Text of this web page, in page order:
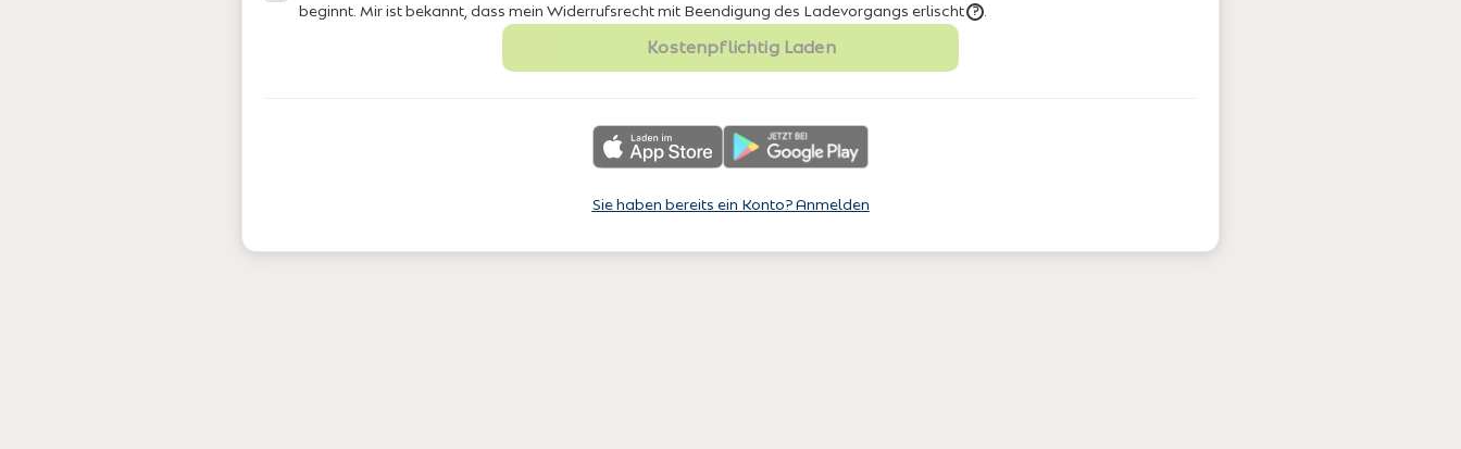
beginnt. Mir ist bekannt, dass mein Widerrufsrecht mit Beendigung des Ladevorgangs erlischt
?
Kostenpflichtig Laden
Sie haben bereits ein Konto? Anmelden